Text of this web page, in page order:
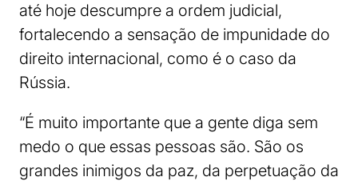
até hoje descumpre a ordem judicial,
fortalecendo a sensação de impunidade do
direito internacional, como é o caso da
Rússia.
“É muito importante que a gente diga sem
medo o que essas pessoas são. São os
grandes inimigos da paz, da perpetuação da